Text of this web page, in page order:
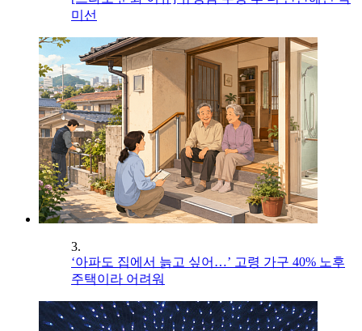
미선
3.
‘아파도 집에서 늙고 싶어…’ 고령 가구 40% 노후
주택이라 어려워